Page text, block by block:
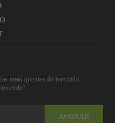
mais quentes do mercado
ASSINAR